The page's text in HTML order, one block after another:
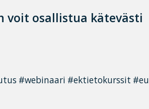
voit osallistua kätevästi
#webinaari #ektietokurssit #eu